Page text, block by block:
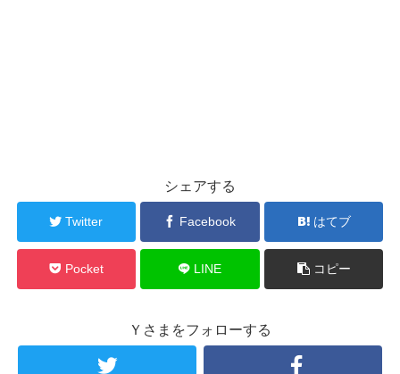
シェアする
Twitter Facebook はてブ
Pocket LINE コピー
Ｙさまをフォローする